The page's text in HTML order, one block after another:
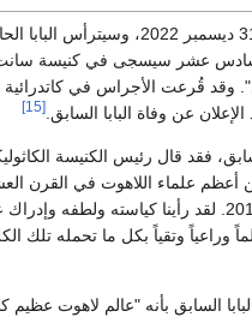
وقد قُرعت الأجراس في
عن وفاة البابا السابق.[15]
فقد قال رئيس الكنيسة
أعظم علماء اللاهوت في القرن
خاص الزيارة البابوية الاستثنائية لهذه البلاد في 2010. لقد
وراعياً وتقياً بكل ما تحمله تلك